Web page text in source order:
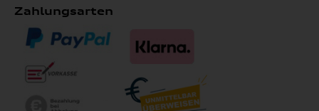
Zahlungsarten